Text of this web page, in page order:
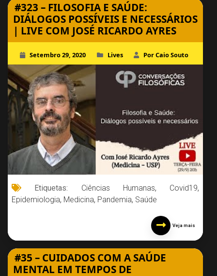
#323 – FILOSOFIA E SAÚDE:
DIÁLOGOS POSSÍVEIS E NECESSÁRIOS
| LIVE COM JOSÉ RICARDO AYRES
Setembro 29, 2020 Lives Por Caio Souto
Etiquetas: Ciências Humanas, Covid19,
Epidemiologia, Medicina, Pandemia, Saúde
Veja mais
#35 – CUIDADOS COM A SAÚDE
MENTAL EM TEMPOS DE